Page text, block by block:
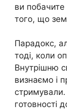
ви побачите
того, що
Парадокс,
тоді, коли
Внутрішню
визнаємо і
стримували.
готовності